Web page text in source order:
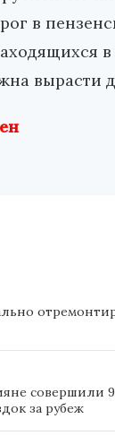
в
вырасти
совершили
за рубеж